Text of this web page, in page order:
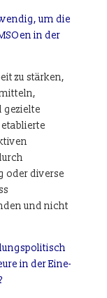
um die
in der
zu stärken,
gezielte
oder diverse
und nicht
in der Eine-